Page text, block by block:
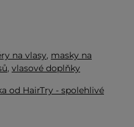
na vlasy, masky na
, vlasové doplňky
od HairTry - spolehlivé